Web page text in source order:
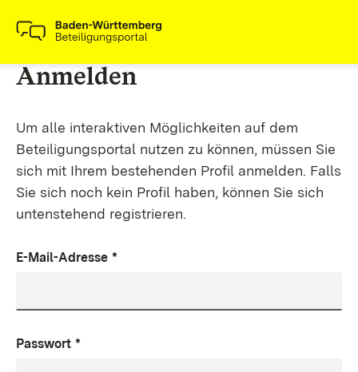
Anmelden
Um alle interaktiven Möglichkeiten auf dem
Beteiligungsportal nutzen zu können, müssen Sie
sich mit Ihrem bestehenden Profil anmelden. Falls
Sie sich noch kein Profil haben, können Sie sich
untenstehend registrieren.
E-Mail-Adresse *
Passwort *